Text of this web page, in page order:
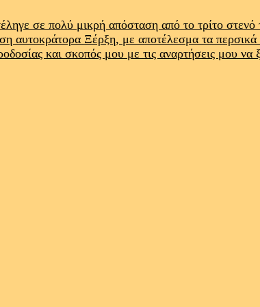
σε πολύ μικρή απόσταση από το τρίτο
αυτοκράτορα Ξέρξη, με αποτέλεσμα τα
και σκοπός μου με τις αναρτήσεις μου